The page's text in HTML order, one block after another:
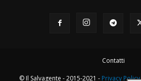
Contatti
© Il Salvagente - 2015-2021 - Privacy Policy